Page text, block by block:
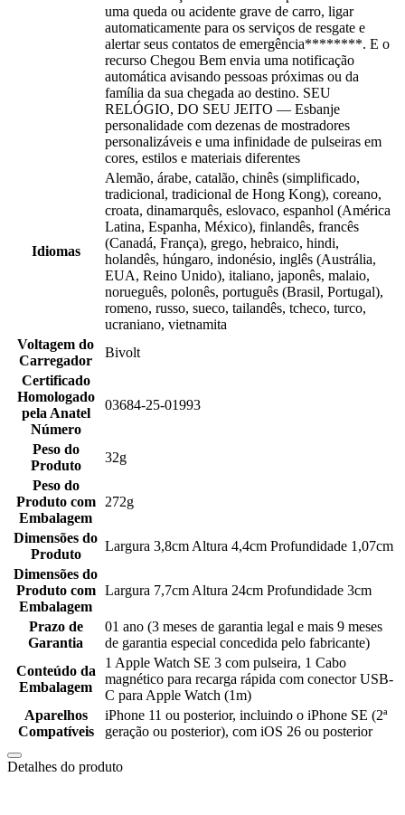
uma queda ou acidente grave de carro, ligar
automaticamente para os serviços de resgate e
alertar seus contatos de emergência********. E o
recurso Chegou Bem envia uma notificação
automática avisando pessoas próximas ou da
família da sua chegada ao destino. SEU
RELÓGIO, DO SEU JEITO — Esbanje
personalidade com dezenas de mostradores
personalizáveis e uma infinidade de pulseiras em
cores, estilos e materiais diferentes
Idiomas
Alemão, árabe, catalão, chinês (simplificado,
tradicional, tradicional de Hong Kong), coreano,
croata, dinamarquês, eslovaco, espanhol (América
Latina, Espanha, México), finlandês, francês
(Canadá, França), grego, hebraico, hindi,
holandês, húngaro, indonésio, inglês (Austrália,
EUA, Reino Unido), italiano, japonês, malaio,
norueguês, polonês, português (Brasil, Portugal),
romeno, russo, sueco, tailandês, tcheco, turco,
ucraniano, vietnamita
Voltagem do
Carregador
Bivolt
Certificado
Homologado
pela Anatel
Número
03684-25-01993
Peso do
Produto
32g
Peso do
Produto com
Embalagem
272g
Dimensões do
Produto
Largura 3,8cm Altura 4,4cm Profundidade 1,07cm
Dimensões do
Produto com
Embalagem
Largura 7,7cm Altura 24cm Profundidade 3cm
Prazo de
Garantia
01 ano (3 meses de garantia legal e mais 9 meses
de garantia especial concedida pelo fabricante)
Conteúdo da
Embalagem
1 Apple Watch SE 3 com pulseira, 1 Cabo
magnético para recarga rápida com conector USB-
C para Apple Watch (1m)
Aparelhos
Compatíveis
iPhone 11 ou posterior, incluindo o iPhone SE (2ª
geração ou posterior), com iOS 26 ou posterior
Detalhes do produto